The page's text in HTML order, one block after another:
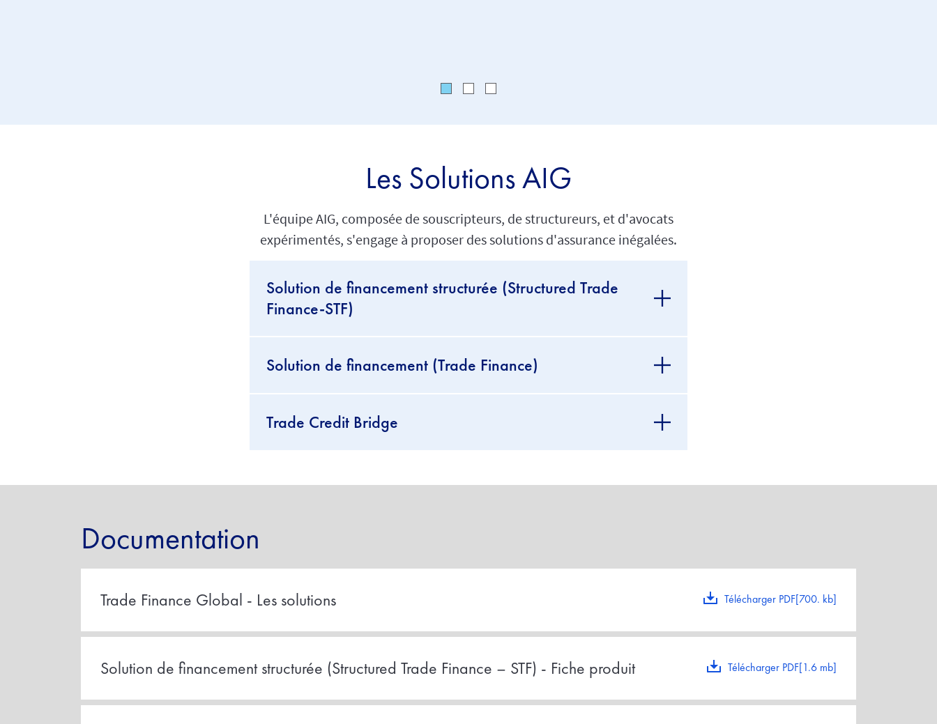
Les Solutions AIG
L'équipe AIG, composée de souscripteurs, de structureurs, et d'avocats
expérimentés, s'engage à proposer des solutions d'assurance inégalées.
Solution de financement structurée (Structured Trade
Finance-STF)
Solution de financement (Trade Finance)
Trade Credit Bridge
Documentation
Télécharger PDF[700. kb]
Trade Finance Global - Les solutions
Télécharger PDF[1.6 mb]
Solution de financement structurée (Structured Trade Finance – STF) - Fiche produit